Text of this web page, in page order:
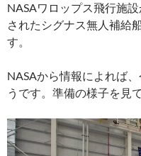
NASAワロップス飛行施
されたシグナス無人補給
す。
NASAから情報によれば
うです。準備の様子を見